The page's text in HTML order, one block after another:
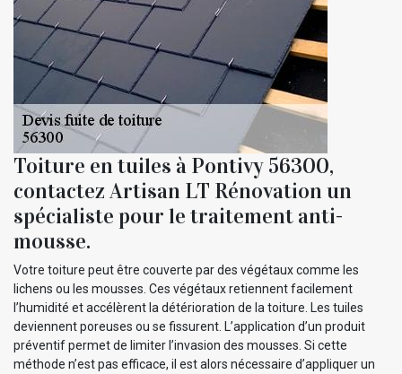
Toiture en tuiles à Pontivy 56300,
contactez Artisan LT Rénovation un
spécialiste pour le traitement anti-
mousse.
Votre toiture peut être couverte par des végétaux comme les
lichens ou les mousses. Ces végétaux retiennent facilement
l’humidité et accélèrent la détérioration de la toiture. Les tuiles
deviennent poreuses ou se fissurent. L’application d’un produit
préventif permet de limiter l’invasion des mousses. Si cette
méthode n’est pas efficace, il est alors nécessaire d’appliquer un